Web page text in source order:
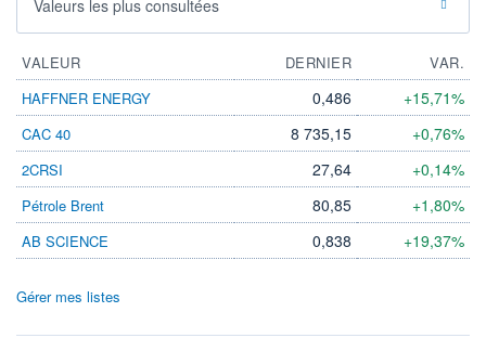
Valeurs les plus consultées
VALEUR DERNIER
VAR.
HAFFNER ENERGY
0,486 +15,71%
CAC 40 8 735,15 +0,76%
2CRSI 27,64 +0,14%
Pétrole Brent 80,85 +1,80%
AB SCIENCE 0,838 +19,37%
Gérer mes listes